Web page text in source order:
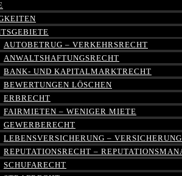
AUTOBETRUG – VERKEHRSRECHT
ANWALTSHAFTUNGSRECHT
BANK- UND KAPITALMARKTRECHT
BEWERTUNGEN LÖSCHEN
ERBRECHT
FAIRMIETEN – WENIGER MIETE
GEWERBERECHT
LEBENSVERSICHERUNG –
REPUTATIONSRECHT –
SCHUFARECHT